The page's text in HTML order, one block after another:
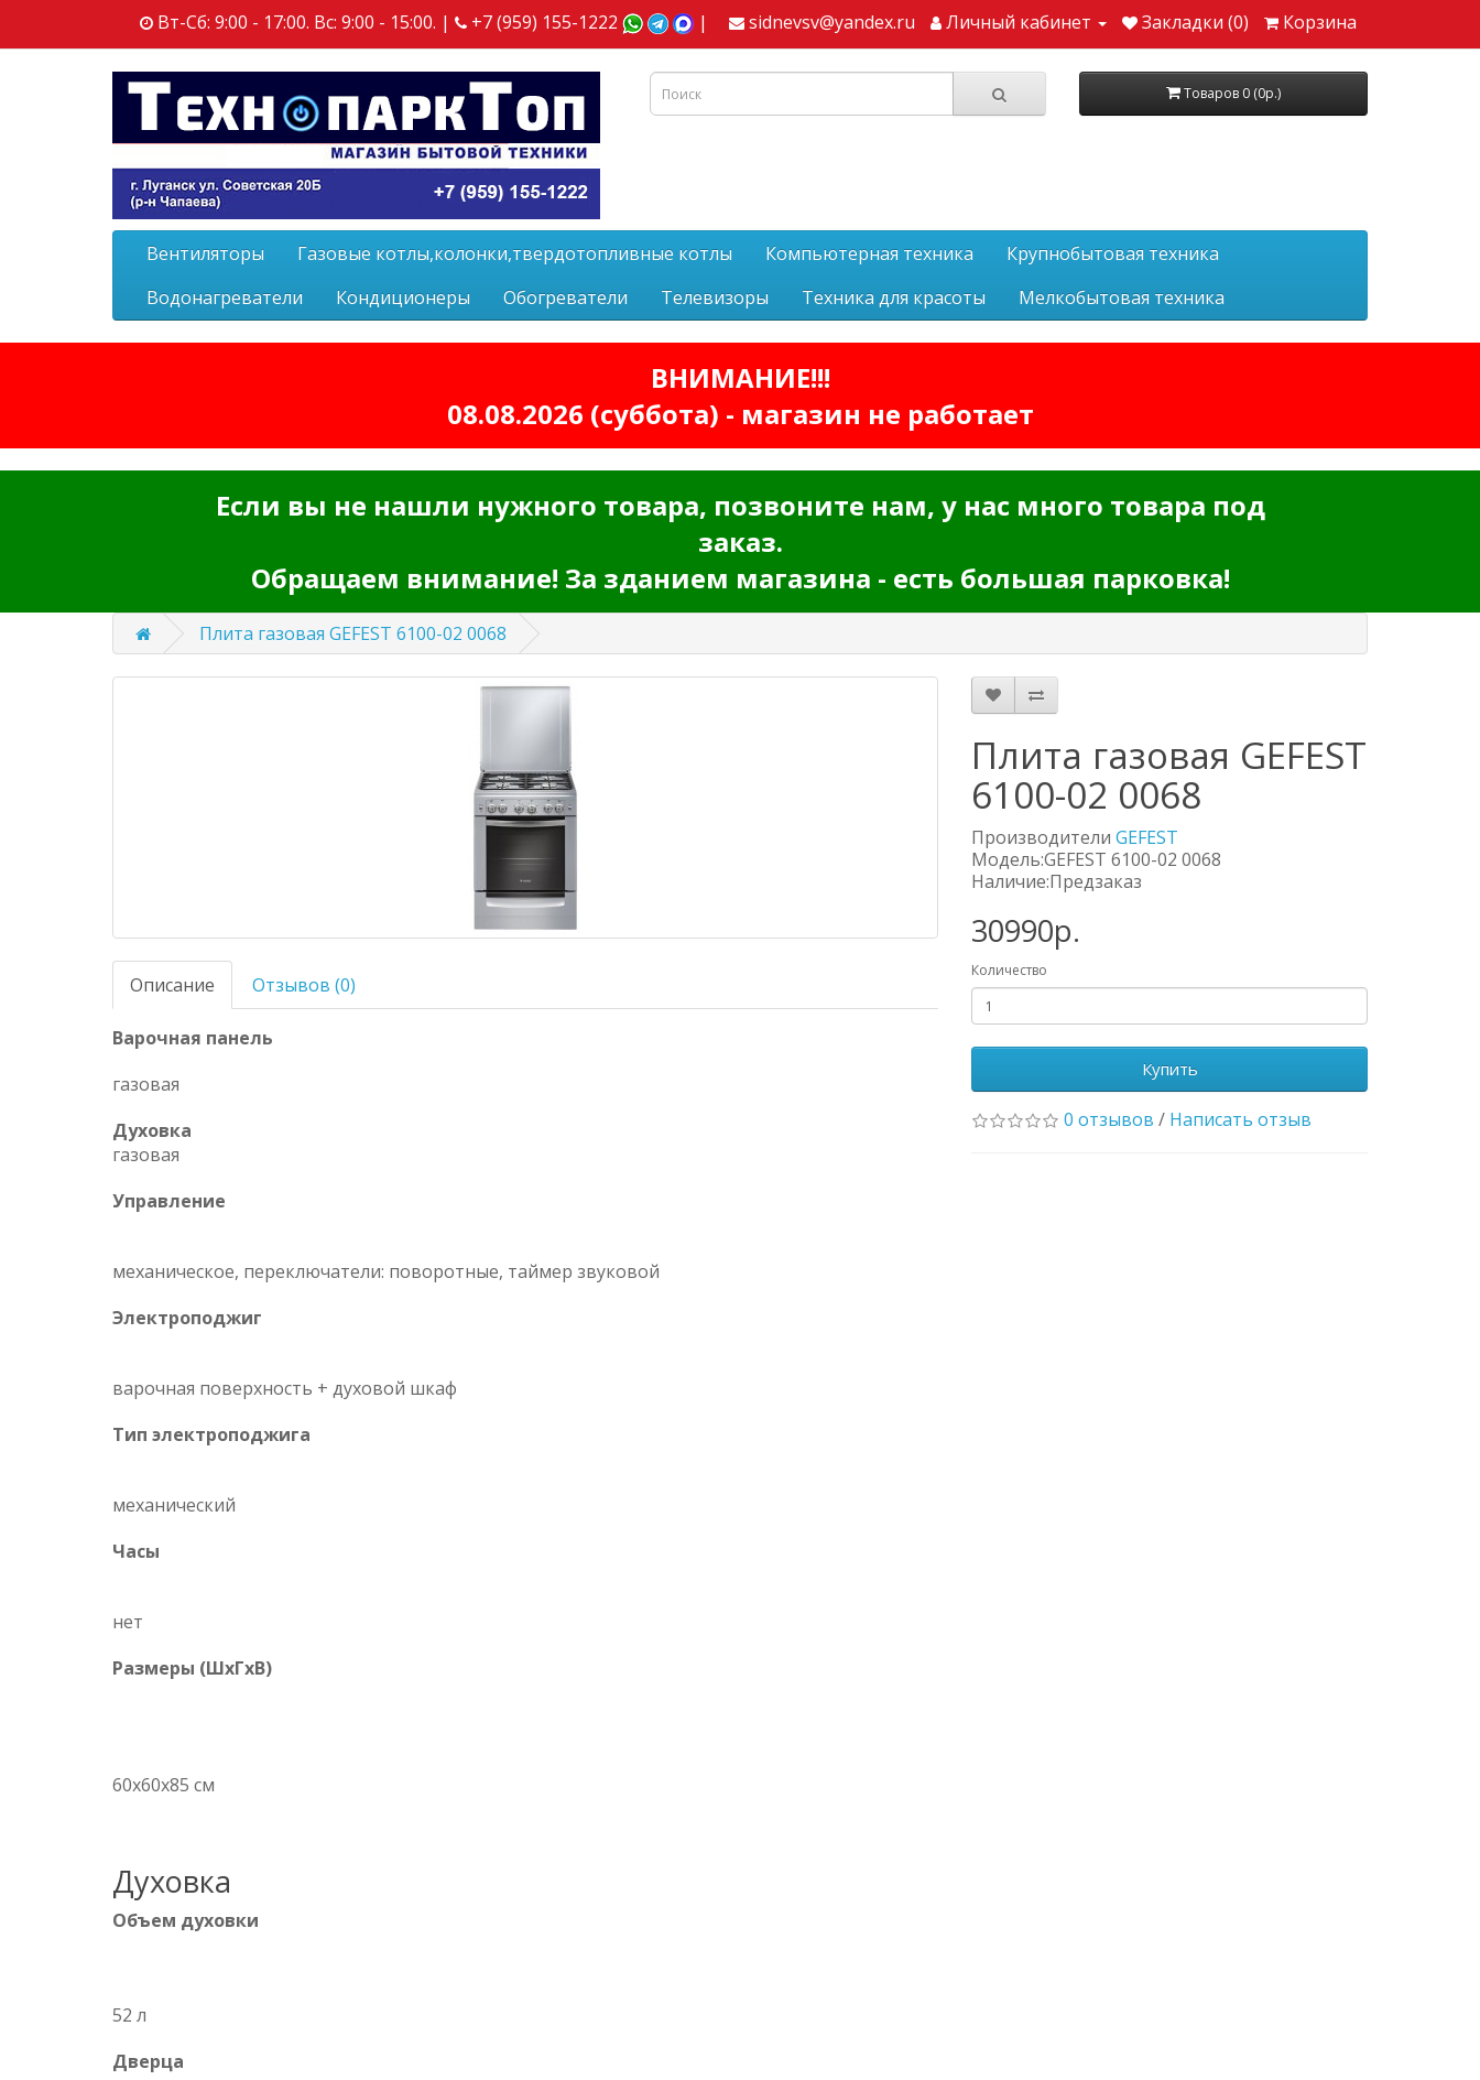
Вт-Сб: 9:00 - 17:00. Вс: 9:00 - 15:00. | +7 (959) 155-1222 | sidnevsv@yandex.ru Личный кабинет Закладки (0) Корзина
Товаров 0 (0р.)
Вентиляторы Газовые котлы,колонки,твердотопливные котлы Компьютерная техника
Крупнобытовая техника
Водонагреватели
Кондиционеры Обогреватели Телевизоры Техника для красоты Мелкобытовая техника
ВНИМАНИЕ!!!
08.08.2026 (суббота) - магазин не работает
Если вы не нашли нужного товара, позвоните нам, у нас много товара под
заказ.
Обращаем внимание! За зданием магазина - есть большая парковка!
Плита газовая GEFEST 6100-02 0068
Описание Отзывов (0)
Варочная панель
газовая
Духовка
газовая
Управление
механическое, переключатели: поворотные, таймер звуковой
Электроподжиг
варочная поверхность + духовой шкаф
Тип электроподжига
механический
Часы
нет
Размеры (ШхГхВ)
60x60x85 см
Духовка
Объем духовки
52 л
Дверца
Плита газовая GEFEST
6100-02 0068
Производители GEFEST
Модель:GEFEST 6100-02 0068
Наличие:Предзаказ
30990р.
Количество
Купить
0 отзывов / Написать отзыв